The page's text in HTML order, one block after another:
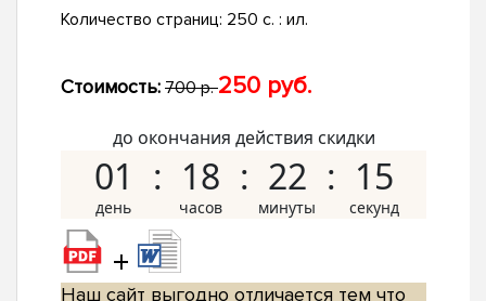
Количество страниц: 250 с. : ил.
Стоимость: 700 р.250 руб.
до окончания действия скидки
01 18 22 14
+
Наш сайт выгодно отличается тем что